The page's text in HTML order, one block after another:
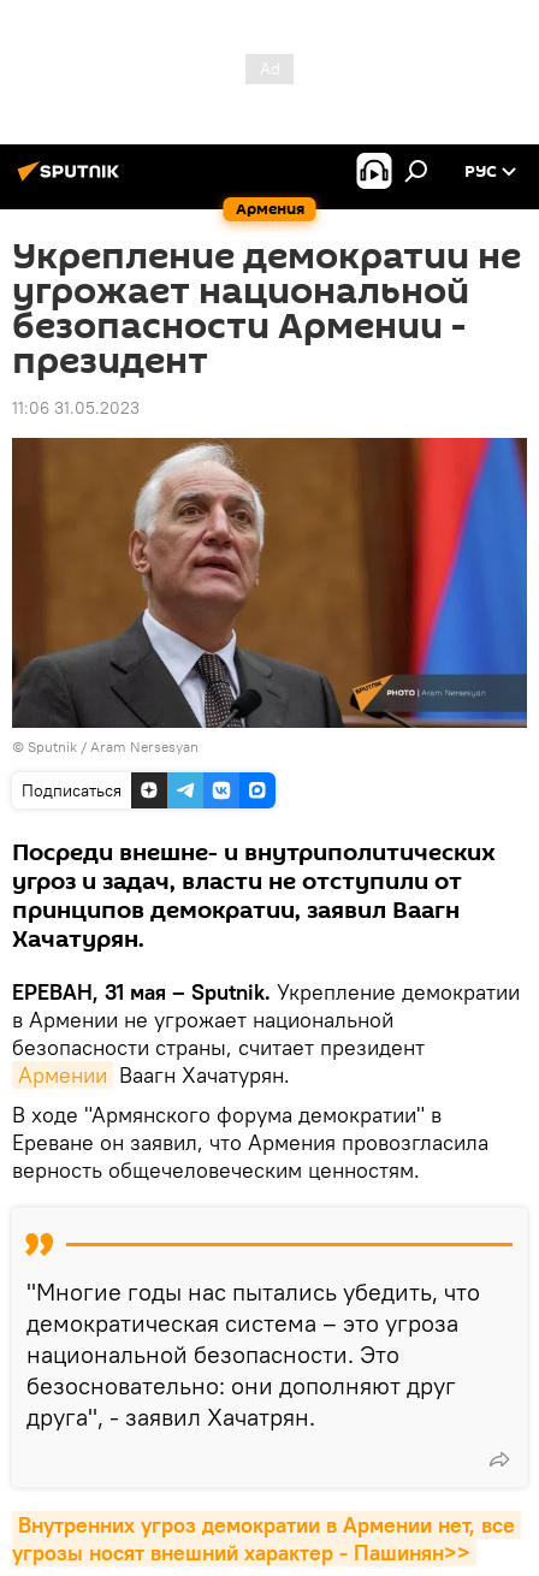
Армения
РУС
Укрепление демократии не
угрожает национальной
безопасности Армении -
президент
11:06 31.05.2023
© Sputnik / Aram Nersesyan
Подписаться
Посреди внешне- и внутриполитических
угроз и задач, власти не отступили от
принципов демократии, заявил Ваагн
Хачатурян.
ЕРЕВАН, 31 мая – Sputnik. Укрепление демократии
в Армении не угрожает национальной
безопасности страны, считает президент
Армении Ваагн Хачатурян.
В ходе "Армянского форума демократии" в
Ереване он заявил, что Армения провозгласила
верность общечеловеческим ценностям.
"Многие годы нас пытались убедить, что
демократическая система – это угроза
национальной безопасности. Это
безосновательно: они дополняют друг
друга", - заявил Хачатрян.
Внутренних угроз демократии в Армении нет, все
угрозы носят внешний характер - Пашинян>>